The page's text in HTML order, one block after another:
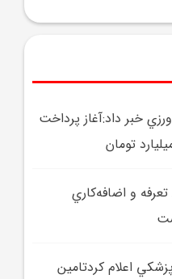
خبر داد:آغاز پرداخت
و اضافه‌کاري
اعلام کردتامين